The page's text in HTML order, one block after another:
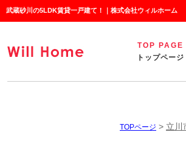
武蔵砂川の5LDK賃貸一戸建て！｜株式会社ウィルホーム
TOP PAGE
トップページ
TOPページ > 立川